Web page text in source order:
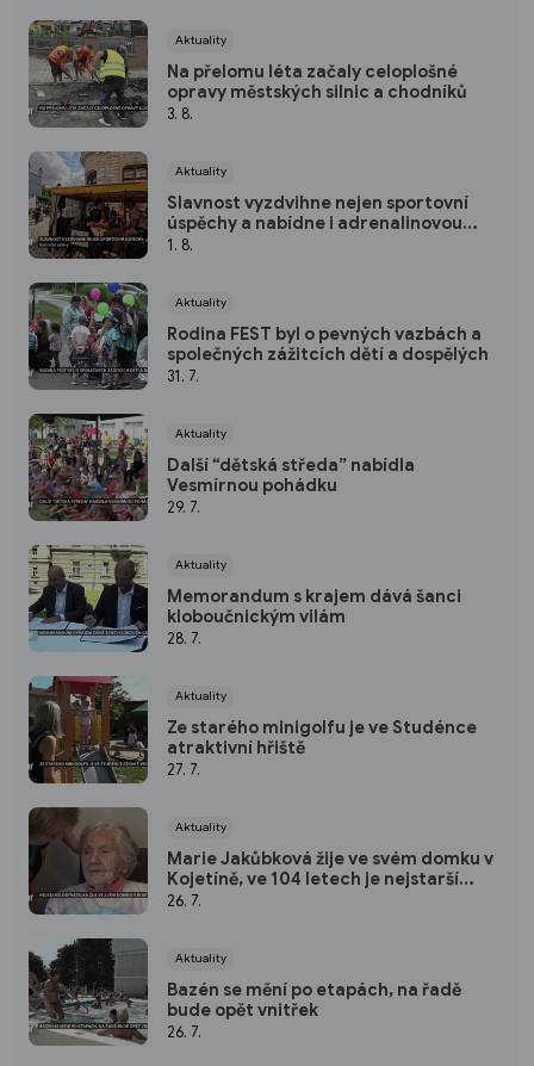
Aktuality
Na přelomu léta začaly celoplošné
opravy městských silnic a chodníků
3. 8.
Aktuality
Slavnost vyzdvihne nejen sportovní
úspěchy a nabídne i adrenalinovou
zábavu
1. 8.
Aktuality
Rodina FEST byl o pevných vazbách a
společných zážitcích dětí a dospělých
31. 7.
Aktuality
Další “dětská středa” nabídla
Vesmírnou pohádku
29. 7.
Aktuality
Memorandum s krajem dává šanci
kloboučnickým vilám
28. 7.
Aktuality
Ze starého minigolfu je ve Studénce
atraktivní hřiště
27. 7.
Aktuality
Marie Jakůbková žije ve svém domku v
Kojetíně, ve 104 letech je nejstarší
obyvatelkou Nového Jičína
26. 7.
Aktuality
Bazén se mění po etapách, na řadě
bude opět vnitřek
26. 7.